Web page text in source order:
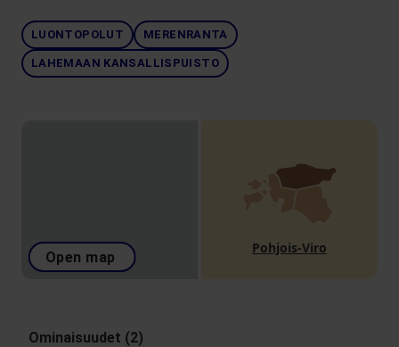
LUONTOPOLUT MERENRANTA
LAHEMAAN KANSALLISPUISTO
Open map
Pohjois-Viro
Ominaisuudet (2)